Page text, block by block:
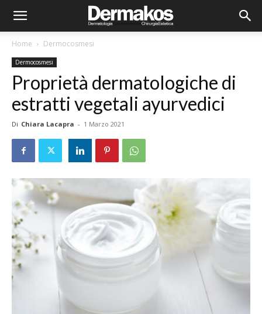
Home Dermocosmesi
Dermocosmesi
Proprietà dermatologiche di
estratti vegetali ayurvedici
Di Chiara Lacapra - 1 Marzo 2021